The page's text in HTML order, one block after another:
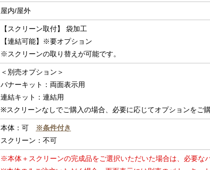
屋内/屋外
【スクリーン取付】 袋加工
【連結可能】※要オプション
※スクリーンの取り替えが可能です。
＜別売オプション＞
バナーキット：両面表示用
連結キット：連結用
※スクリーンなしでご購入の場合、必要に応じてオプションをご
本体：可
※条件付き
スクリーン：不可
※本体＋スクリーンの完成品をご選択いただいた場合は、必要な